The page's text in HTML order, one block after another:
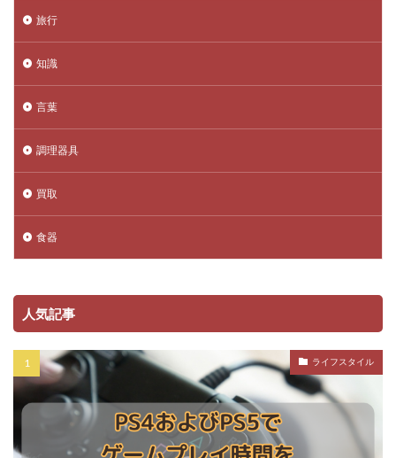
旅行
知識
言葉
調理器具
買取
食器
人気記事
ライフスタイル